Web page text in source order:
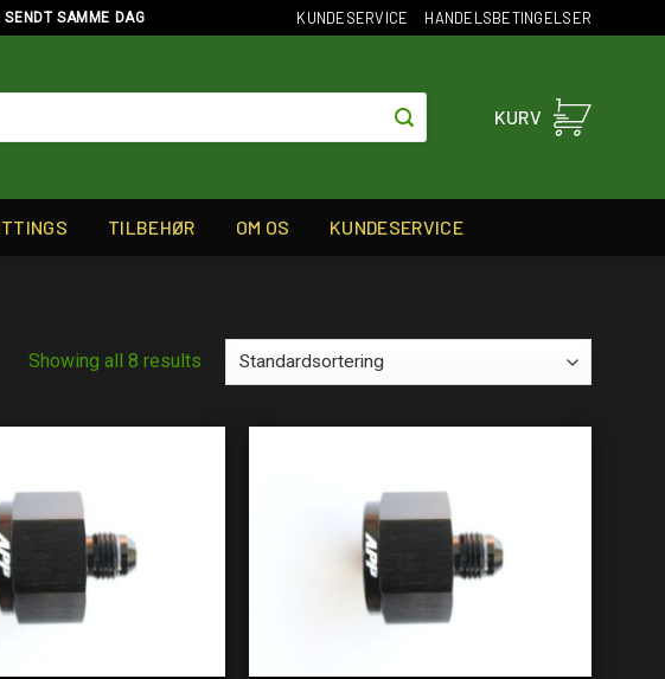
SAMME DAG KUNDESERVICE HANDELSBETINGELSER
KURV
TILBEHØR OM OS KUNDESERVICE
Showing all 8 results